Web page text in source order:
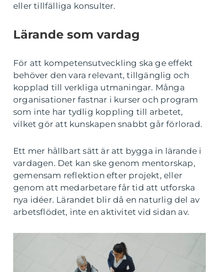
eller tillfälliga konsulter.
Lärande som vardag
För att kompetensutveckling ska ge effekt
behöver den vara relevant, tillgänglig och
kopplad till verkliga utmaningar. Många
organisationer fastnar i kurser och program
som inte har tydlig koppling till arbetet,
vilket gör att kunskapen snabbt går förlorad.
Ett mer hållbart sätt är att bygga in lärande i
vardagen. Det kan ske genom mentorskap,
gemensam reflektion efter projekt, eller
genom att medarbetare får tid att utforska
nya idéer. Lärandet blir då en naturlig del av
arbetsflödet, inte en aktivitet vid sidan av.